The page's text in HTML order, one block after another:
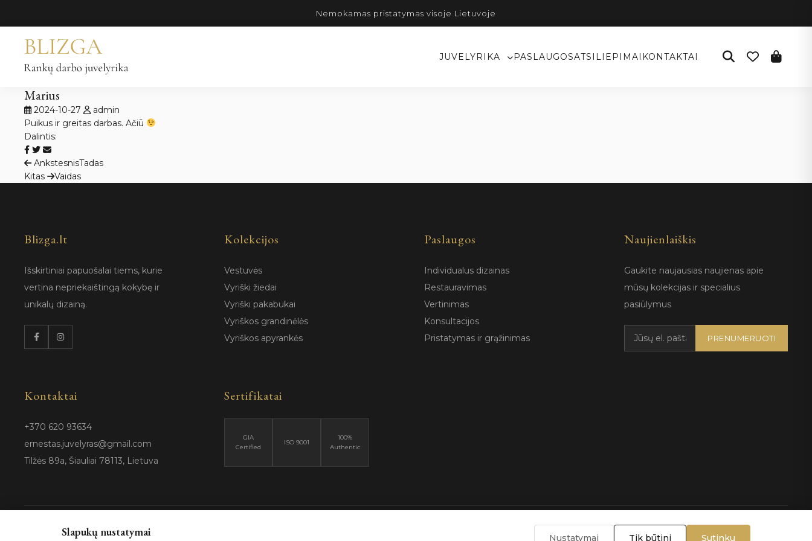
Nemokamas pristatymas visoje Lietuvoje
JUVELYRIKA PASLAUGOSATSILIEPIMAI KONTAKTAI
Marius
2024-10-27
admin
Puikus ir greitas darbas. Ačiū
Dalintis:
Navigacija
tarp
AnkstesnisTadas
Kitas
Vaidas
Blizga.lt
Išskirtiniai papuošalai tiems, kurie
vertina nepriekaištingą kokybę ir
unikalų dizainą.
Kolekcijos
Vestuvės
Vyriški žiedai
Vyriški pakabukai
Vyriškos grandinėlės
Vyriškos apyrankės
Paslaugos
Individualus dizainas
Restauravimas
Vertinimas
Konsultacijos
Pristatymas ir grąžinimas
Naujienlaiškis
Gaukite naujausias naujienas apie
mūsų kolekcijas ir specialius
pasiūlymus
PRENUMERUOTI
Kontaktai
+370 620 93634
ernestas.juvelyras@gmail.com
Tilžės 89a, Šiauliai 78113, Lietuva
Sertifikatai
GIA
Certified
ISO 9001
100%
Authentic
Naudojimo sąlygos
Slapukų nustatymai Nustatymai Tik būtini Sutinku